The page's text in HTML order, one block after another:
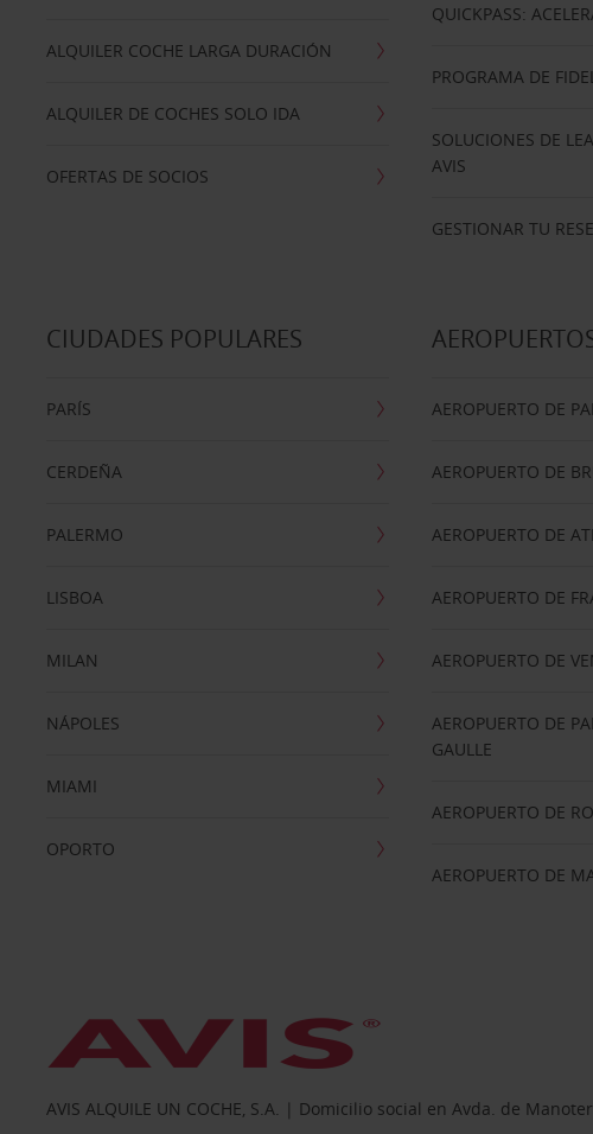
ALQUILER COCHE LARGA DURACIÓN
ALQUILER DE COCHES SOLO IDA
OFERTAS DE SOCIOS
QUICKPASS:
PROGRAMA DE
SOLUCIONES DE
AVIS
GESTIONAR TU
CIUDADES POPULARES
PARÍS
CERDEÑA
PALERMO
LISBOA
MILAN
NÁPOLES
MIAMI
OPORTO
AEROPUERTO DE
AEROPUERTO DE
AEROPUERTO DE
AEROPUERTO DE
AEROPUERTO DE
AEROPUERTO DE
GAULLE
AEROPUERTO DE
AEROPUERTO DE
AVIS ALQUILE UN COCHE, S.A. | Domicilio social en Avda. de